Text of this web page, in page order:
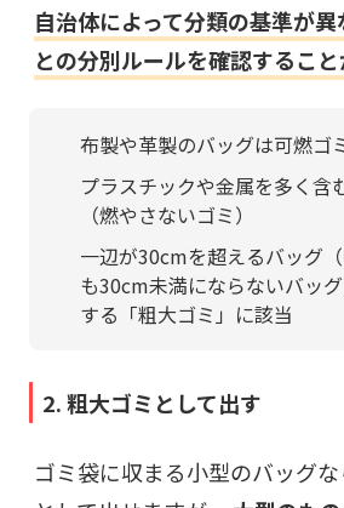
自治体によって分類の基準が
との分別ルールを確認すること
布製や革製のバッグは可燃ゴ
プラスチックや金属を多く含
（燃やさないゴミ）
一辺が30cmを超えるバッグ
も30cm未満にならないバッ
する「粗大ゴミ」に該当
2. 粗大ゴミとして出す
ゴミ袋に収まる小型のバッグ